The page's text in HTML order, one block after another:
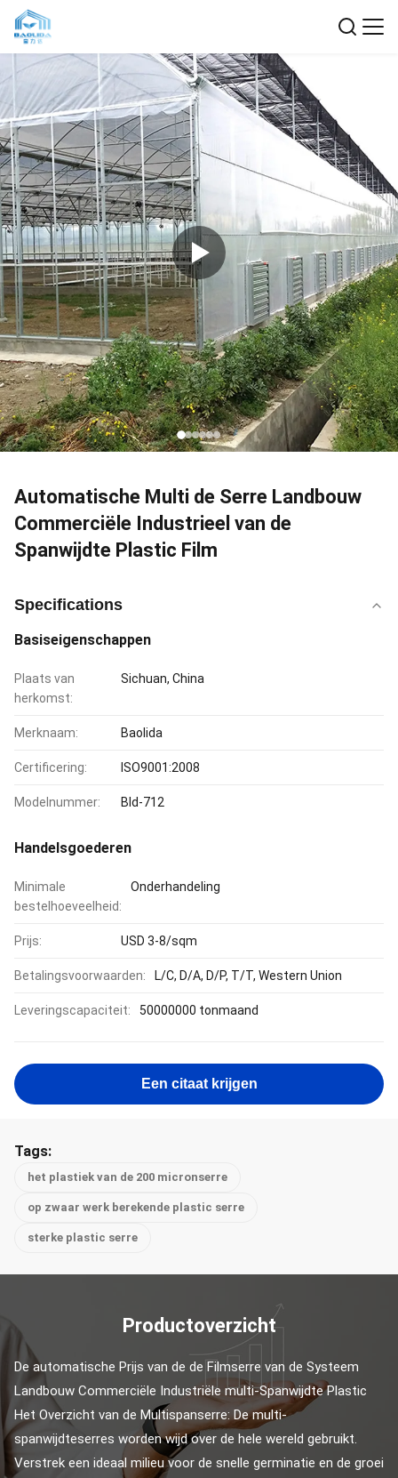
Automatische Multi de Serre Landbouw
Commerciële Industrieel van de
Spanwijdte Plastic Film
Specifications
Basiseigenschappen
Plaats van
herkomst:
Sichuan, China
Merknaam: Baolida
Certificering: ISO9001:2008
Modelnummer: Bld-712
Handelsgoederen
Minimale
bestelhoeveelheid:
Onderhandeling
Prijs: USD 3-8/sqm
Betalingsvoorwaarden: L/C, D/A, D/P, T/T, Western Union
Leveringscapaciteit: 50000000 tonmaand
Een citaat krijgen
Tags:
het plastiek van de 200 micronserre
op zwaar werk berekende plastic serre
sterke plastic serre
Productoverzicht
De automatische Prijs van de de Filmserre van de Systeem
Landbouw Commerciële Industriële multi-Spanwijdte Plastic
Het Overzicht van de Multispanserre: De multi-
spanwijdteserres worden wijd over de hele wereld gebruikt.
Verstrek een ideaal milieu voor de snelle germinatie en de groei